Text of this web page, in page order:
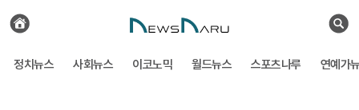
검
전
체
보
정치뉴스 사회뉴스 이코노믹 월드뉴스 스포츠나루 연예가